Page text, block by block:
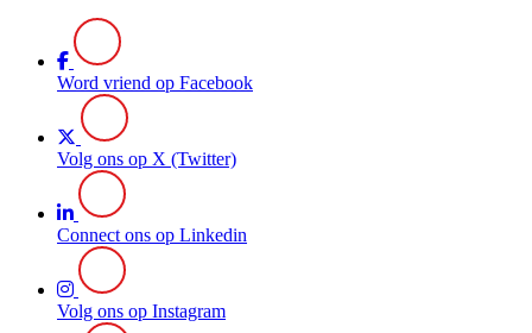
Word vriend op Facebook
Volg ons op X (Twitter)
Connect ons op Linkedin
Volg ons op Instagram